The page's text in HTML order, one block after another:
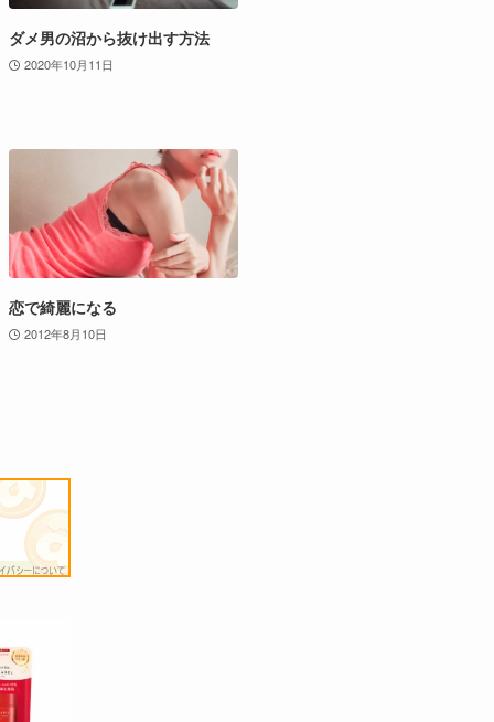
ダメ男の沼から抜け出す方法
2020年10月11日
恋で綺麗になる
2012年8月10日